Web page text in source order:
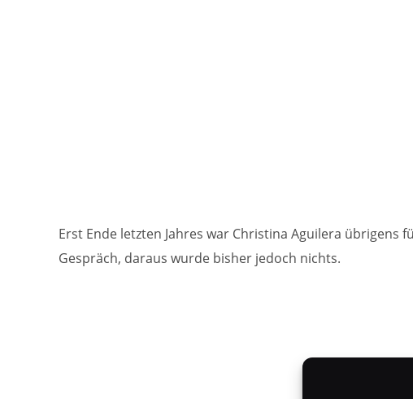
Erst Ende letzten Jahres war Christina Aguilera übrigens
Gespräch, daraus wurde bisher jedoch nichts.